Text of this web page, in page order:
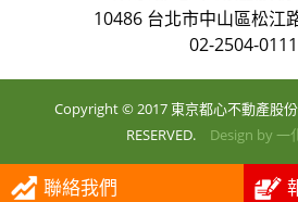
聯絡我們
10486 台北市中山區松江
02-2504-0111
Copyright © 2017 東京都心不動產股份
RESERVED. Design by 一